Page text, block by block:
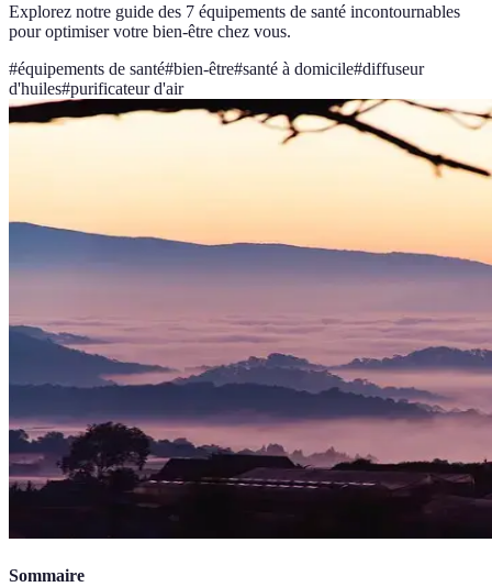
Explorez notre guide des 7 équipements de santé incontournables
pour optimiser votre bien-être chez vous.
#équipements de santé#bien-être#santé à domicile#diffuseur
d'huiles#purificateur d'air
Sommaire